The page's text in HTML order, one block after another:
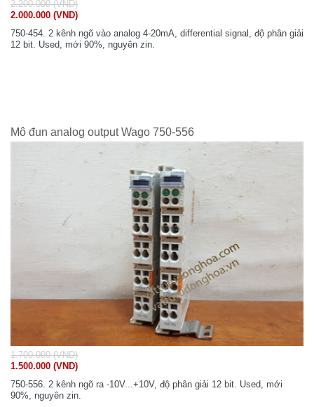
2.200.000 (VND)
2.000.000 (VND)
750-454. 2 kênh ngõ vào analog 4-20mA, differential signal, độ phân giải
12 bit. Used, mới 90%, nguyên zin.
Mô đun analog output Wago 750-556
1.700.000 (VND)
1.500.000 (VND)
750-556. 2 kênh ngõ ra -10V...+10V, độ phân giải 12 bit. Used, mới
90%, nguyên zin.